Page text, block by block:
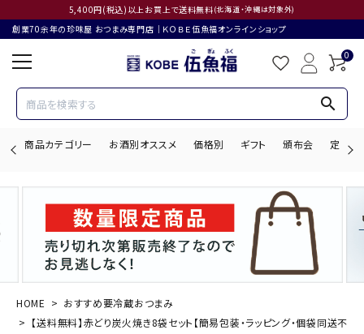
5,400円(税込)以上お買上で送料無料(北海道・沖縄は対象外)
創業70余年の珍味屋 おつまみ専門店│ＫＯＢＥ伍魚福オンラインショップ
0
search
商品カテゴリー お酒別オススメ 価格別 ギフト 頒布会 定期購
search
ACCOUNT MENU
HOME
おすすめ要冷蔵おつまみ
【送料無料】赤どり炭火焼き8袋セット【簡易包装・ラッピング・個袋同送不